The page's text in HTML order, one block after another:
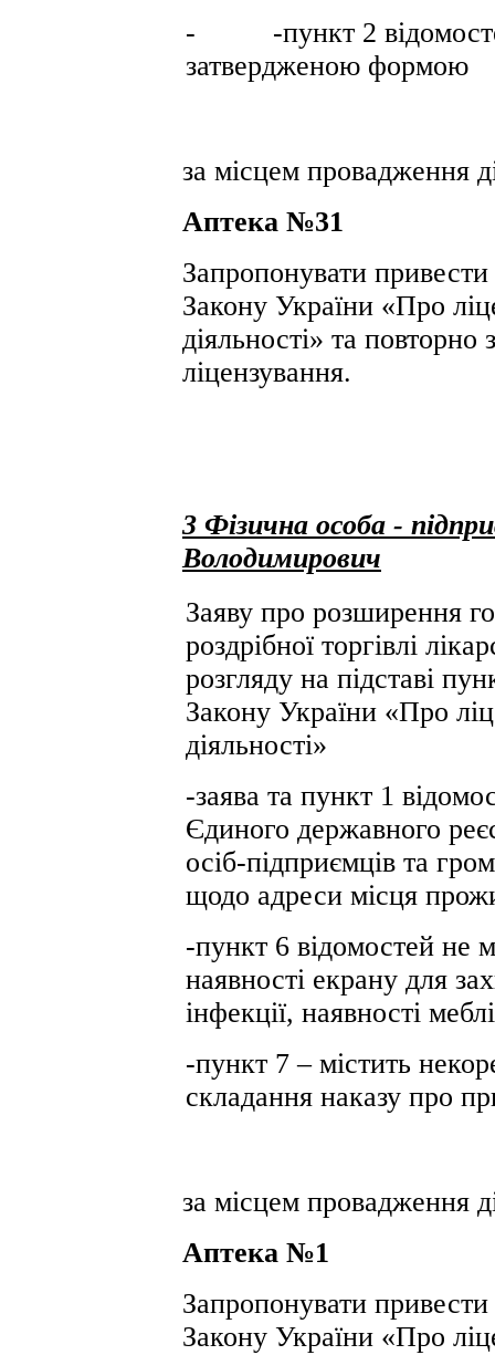
- -пункт 2
затвердженою формою
за місцем провадження
Аптека №31
Запропонувати привести
Закону України «Про
діяльності» та повторно
ліцензування.
3 Фізична особа -
Володимирович
Заяву про розширення
роздрібної торгівлі
розгляду на підставі
Закону України «Про
діяльності»
-заява та пункт 1
Єдиного державного
осіб-підприємців та
щодо адреси місця
-пункт 6 відомостей не
наявності екрану для
інфекції, наявності
-пункт 7 – містить
складання наказу про
за місцем провадження
Аптека №1
Запропонувати привести
Закону України «Про